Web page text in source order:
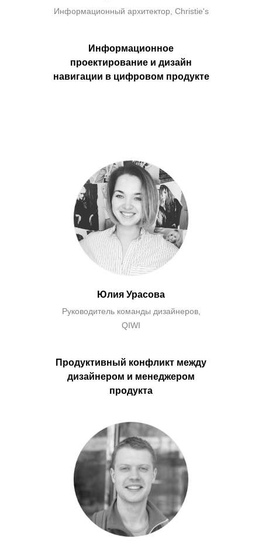
Информационный архитектор, Christie's
Информационное
проектирование и дизайн
навигации в цифровом продукте
Юлия Урасова
Руководитель команды дизайнеров,
QIWI
Продуктивный конфликт между
дизайнером и менеджером
продукта